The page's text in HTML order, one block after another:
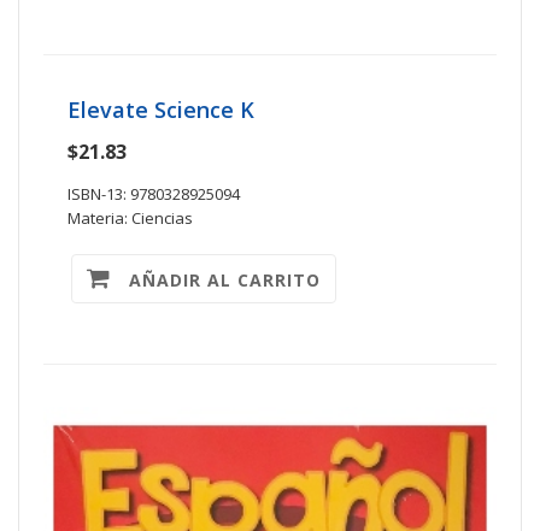
Elevate Science K
$21.83
ISBN-13: 9780328925094
Materia: Ciencias
AÑADIR AL CARRITO